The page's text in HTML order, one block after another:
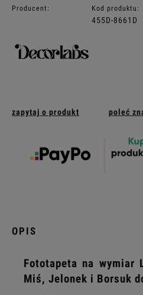
Producent: Kod produktu:
455D-8661D
zapytaj o produkt poleć
OPIS
Fototapeta na wymiar
Miś, Jelonek i Borsuk